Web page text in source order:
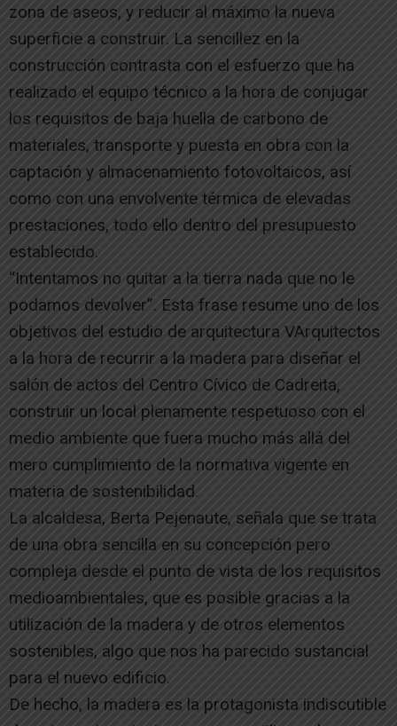
zona de aseos, y reducir al máximo la nueva
superficie a construir. La sencillez en la
construcción contrasta con el esfuerzo que ha
realizado el equipo técnico a la hora de conjugar
los requisitos de baja huella de carbono de
materiales, transporte y puesta en obra con la
captación y almacenamiento fotovoltaicos, así
como con una envolvente térmica de elevadas
prestaciones, todo ello dentro del presupuesto
establecido.
“Intentamos no quitar a la tierra nada que no le
podamos devolver”. Esta frase resume uno de los
objetivos del estudio de arquitectura VArquitectos
a la hora de recurrir a la madera para diseñar el
salón de actos del Centro Cívico de Cadreita,
construir un local plenamente respetuoso con el
medio ambiente que fuera mucho más allá del
mero cumplimiento de la normativa vigente en
materia de sostenibilidad.
La alcaldesa, Berta Pejenaute, señala que se trata
de una obra sencilla en su concepción pero
compleja desde el punto de vista de los requisitos
medioambientales, que es posible gracias a la
utilización de la madera y de otros elementos
sostenibles, algo que nos ha parecido sustancial
para el nuevo edificio.
De hecho, la madera es la protagonista indiscutible